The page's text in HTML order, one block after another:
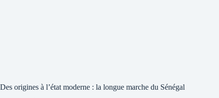
Des origines à l’état moderne : la longue marche du Sénégal